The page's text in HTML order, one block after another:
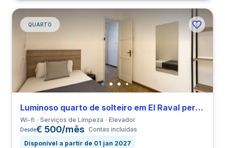
QUARTO
Luminoso quarto de solteiro em El Raval perto de ELISAVA
Wi-fi Serviços de Limpeza Elevador
Desde€ 500/mês Contas incluídas
Disponível a partir de 01 jan 2027